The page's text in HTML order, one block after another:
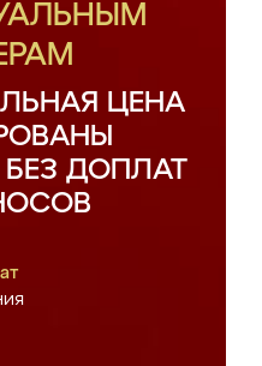
ЦЕНА
ДОПЛАТ